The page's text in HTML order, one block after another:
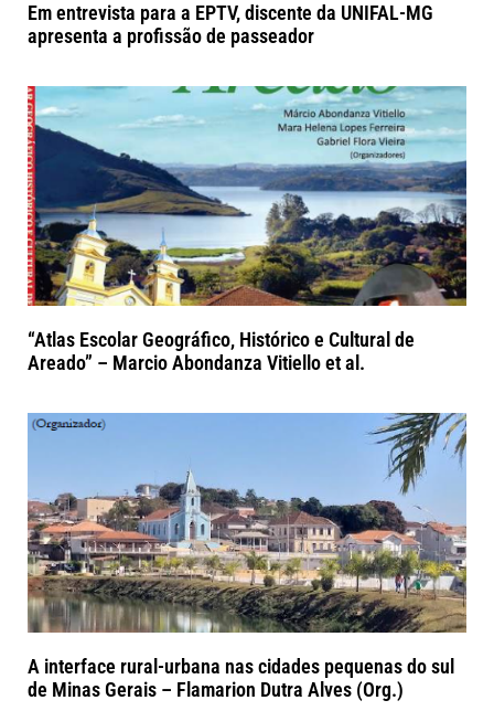
Em entrevista para a EPTV, discente da UNIFAL-MG
apresenta a profissão de passeador
“Atlas Escolar Geográfico, Histórico e Cultural de
Areado” – Marcio Abondanza Vitiello et al.
A interface rural-urbana nas cidades pequenas do sul
de Minas Gerais – Flamarion Dutra Alves (Org.)